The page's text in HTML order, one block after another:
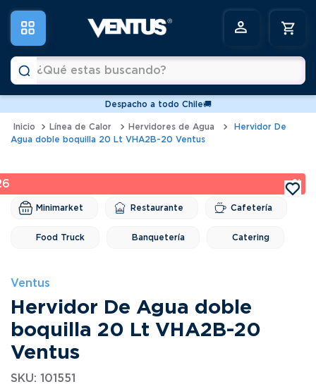
¿Qué estas buscando?
Despacho a todo Chile🚚
Línea de Calor Hervidores de Agua
Hervidor De
Agua doble boquilla 20 Lt VHA2B-20 Ventus
%
Minimarket Restaurante Cafetería
Food Truck Banquetería Catering
Ventus
Hervidor De Agua doble
boquilla 20 Lt VHA2B-20
Ventus
SKU: 101551
Términos más buscados
1.
vitrinas
3.
freidoras
conservadoras
5.
pastelera